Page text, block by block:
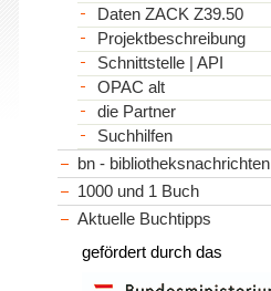
Daten ZACK Z39.50
Projektbeschreibung
Schnittstelle | API
OPAC alt
die Partner
Suchhilfen
bn - bibliotheksnachrichten
1000 und 1 Buch
Aktuelle Buchtipps
gefördert durch das